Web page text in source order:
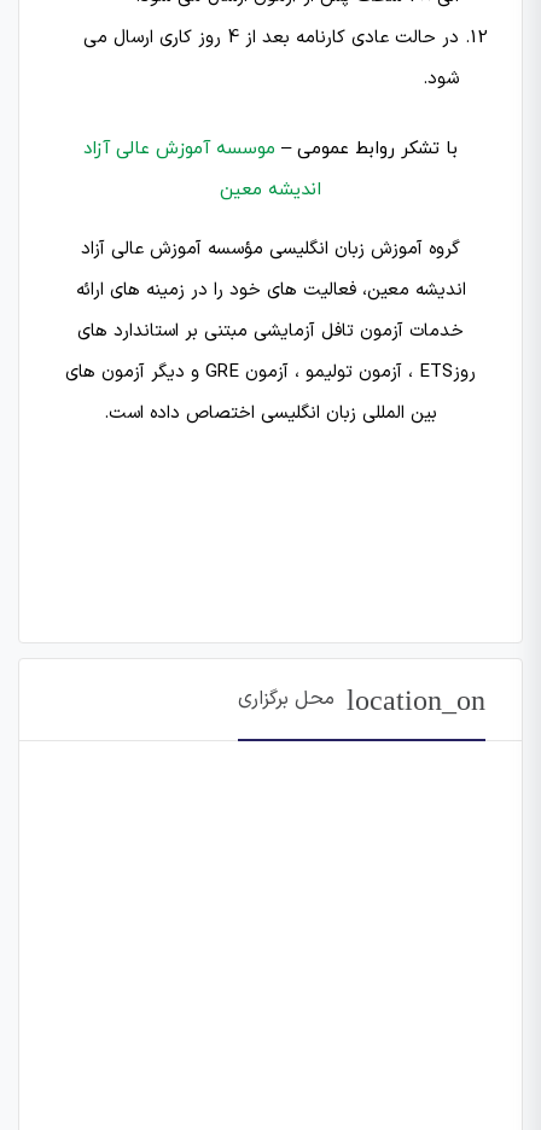
در حالت عادی کارنامه بعد از 4 روز کاری ارسال می
شود.
با تشکر روابط عمومی – موسسه آموزش عالی آزاد
اندیشه معین
گروه آموزش زبان انگلیسی مؤسسه آموزش عالی آزاد
اندیشه معین، فعالیت‌ های خود را در زمینه‌ های ارائه
خدمات آزمون تافل آزمایشی مبتنی بر استاندارد های
روزETS ، آزمون تولیمو ، آزمون GRE و دیگر آزمون های
بین المللی زبان انگلیسی اختصاص داده است.
location_on محل برگزاری